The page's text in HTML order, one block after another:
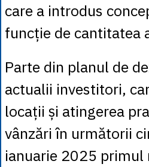
care a introdus
funcție de cantitatea
Parte din planul de
actualii investitori,
locații și atingerea
vânzări în următorii
ianuarie 2025 primul